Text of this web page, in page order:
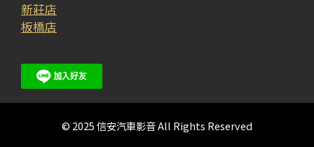
新莊店
板橋店
© 2025 信安汽車影音 All Rights Reserved